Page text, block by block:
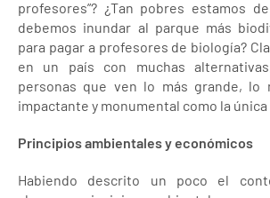
profesores”? ¿Tan pobres estamos
debemos inundar al parque más
para pagar a profesores de biología?
en un país con muchas
personas que ven lo más grande, lo
impactante y monumental como la
Principios ambientales y económicos
Habiendo descrito un poco el